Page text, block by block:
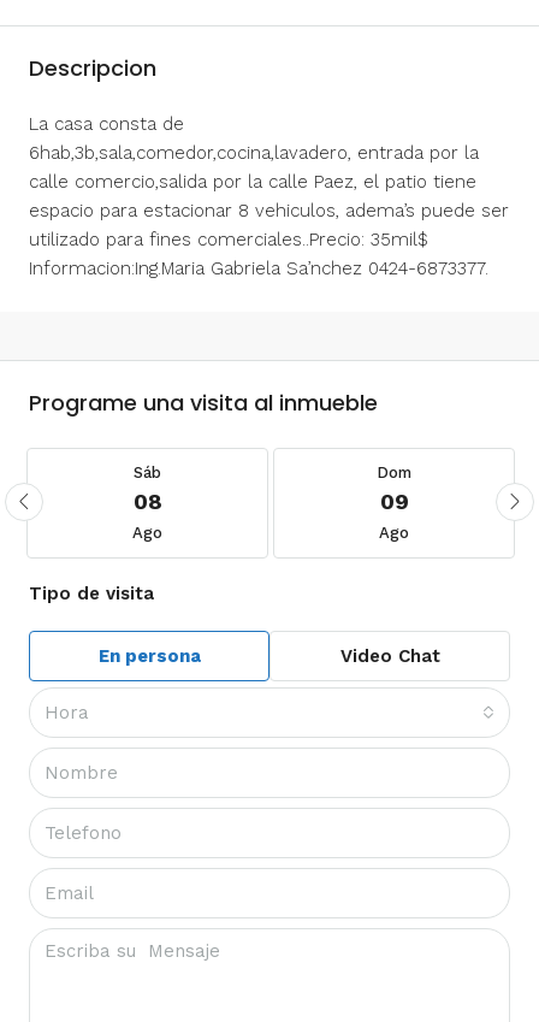
Descripcion
La casa consta de
6hab,3b,sala,comedor,cocina,lavadero, entrada por la
calle comercio,salida por la calle Paez, el patio tiene
espacio para estacionar 8 vehiculos, adema’s puede ser
utilizado para fines comerciales..Precio: 35mil$
Informacion:Ing.Maria Gabriela Sa’nchez 0424-6873377.
Programe una visita al inmueble
Sáb
08
Ago
Dom
09
Ago
Tipo de visita
En persona Video Chat
Hora